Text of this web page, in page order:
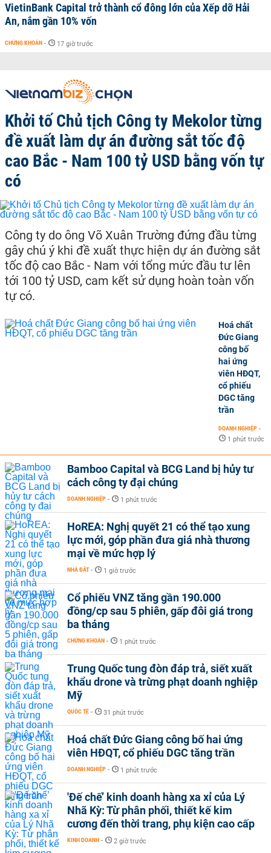
VietinBank Capital trở thành cổ đông lớn của Xếp dỡ Hải
An, nắm gần 10% vốn
CHỨNG KHOÁN - 17 giờ trước
Khởi tố Chủ tịch Công ty Mekolor từng
đề xuất làm dự án đường sắt tốc độ
cao Bắc - Nam 100 tỷ USD bằng vốn tự
có
Công ty do ông Võ Xuân Trường đứng đầu từng
gây chú ý khi đề xuất thực hiện dự án đường sắt
tốc độ cao Bắc - Nam với tổng mức đầu tư lên
tới 100 tỷ USD, cam kết sử dụng hoàn toàn vốn
tự có.
Hoá chất
Đức Giang
công bố
hai ứng
viên HĐQT,
cổ phiếu
DGC tăng
trần
DOANH NGHIỆP -
1 phút trước
Bamboo Capital và BCG Land bị hủy tư
cách công ty đại chúng
DOANH NGHIỆP - 1 phút trước
HoREA: Nghị quyết 21 có thể tạo xung
lực mới, góp phần đưa giá nhà thương
mại về mức hợp lý
NHÀ ĐẤT - 1 giờ trước
Cổ phiếu VNZ tăng gần 190.000
đồng/cp sau 5 phiên, gấp đôi giá trong
ba tháng
CHỨNG KHOÁN - 1 phút trước
Trung Quốc tung đòn đáp trả, siết xuất
khẩu drone và trừng phạt doanh nghiệp
Mỹ
QUỐC TẾ - 31 phút trước
Hoá chất Đức Giang công bố hai ứng
viên HĐQT, cổ phiếu DGC tăng trần
DOANH NGHIỆP - 1 phút trước
'Đế chế’ kinh doanh hàng xa xỉ của Lý
Nhã Kỳ: Từ phân phối, thiết kế kim
cương đến thời trang, phụ kiện cao cấp
KINH DOANH - 2 giờ trước